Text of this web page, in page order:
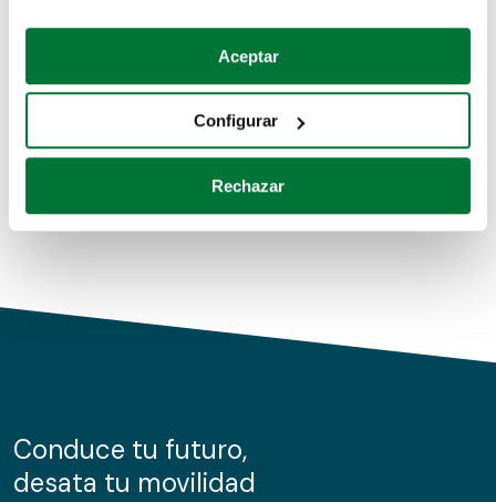
Si lo permite, también quisiéramos:
Recopilar información sobre su ubicación geográfica
Identificar su dispositivo analizándolo activamente
para buscar características específicas (huellas
Obtenga más información sobre cómo se procesan sus
de cookies.
información sobre el uso que haga del sitio web con
nuestros partners de redes sociales, publicidad y análisis
Aceptar
Configurar
Rechazar
Coches de segunda mano
Coches de km0
Conduce tu futuro,
desata tu movilidad